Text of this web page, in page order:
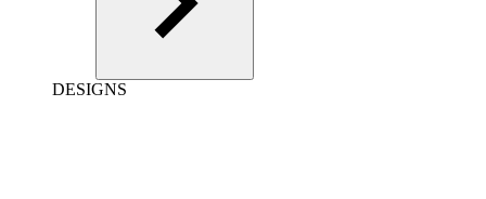
DESIGNS